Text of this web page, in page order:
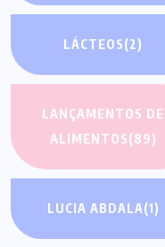
LÁCTEOS(2)
LANÇAMENTOS DE
ALIMENTOS(89)
LUCIA ABDALA(1)